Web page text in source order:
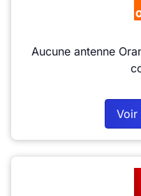
Aucune antenne
Voir